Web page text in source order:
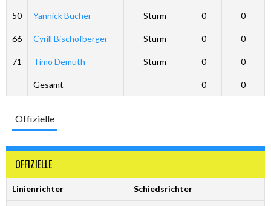
50 Yannick Bucher Sturm 0 0
66 Cyrill Bischofberger Sturm 0 0
71 Timo Demuth Sturm 0 0
Gesamt 0 0
Offizielle
OFFIZIELLE
Linienrichter Schiedsrichter